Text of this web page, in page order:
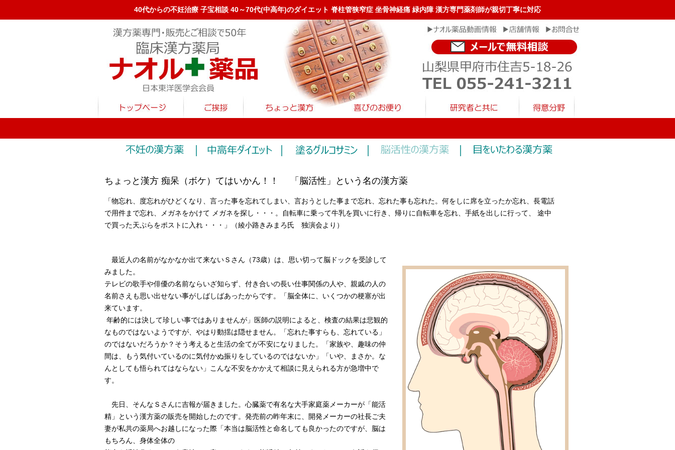
40代からの不妊治療 子宝相談 40～70代(中高年)のダイエット 脊柱管狭窄症 坐骨神経痛 緑内障 漢方専門薬剤師が親切丁寧に対応
ちょっと漢方 痴呆（ボケ）てはいかん！！ 「脳活性」という名の漢方薬
「物忘れ、度忘れがひどくなり、言った事を忘れてしまい、言おうとした事まで忘れ、忘れた事も忘れた。何をしに席を立ったか忘れ、長電話
で用件まで忘れ、メガネをかけて メガネを探し・・・。自転車に乗って牛乳を買いに行き、帰りに自転車を忘れ、手紙を出しに行って、 途中
で買った天ぷらをポストに入れ・・・」（綾小路きみまろ氏 独演会より）
最近人の名前がなかなか出て来ないＳさん（73歳）は、思い切って脳ドックを受診して
みました。
テレビの歌手や俳優の名前ならいざ知らず、付き合いの長い仕事関係の人や、親戚の人の
名前さえも思い出せない事がしばしばあったからです。「脳全体に、いくつかの梗塞が出
来ています。
年齢的には決して珍しい事ではありませんが」医師の説明によると、検査の結果は悲観的
なものではないようですが、やはり動揺は隠せません。「忘れた事すらも、忘れている」
のではないだろうか？そう考えると生活の全てが不安になりました。「家族や、趣味の仲
間は、もう気付いているのに気付かぬ振りをしているのではないか」「いや、まさか。な
んとしても悟られてはならない」こんな不安をかかえて相談に見えられる方が急増中で
す。
先日、そんなＳさんに吉報が届きました。心臓薬で有名な大手家庭薬メーカーが「能活
精」という漢方薬の販売を開始したのです。発売前の昨年末に、開発メーカーの社長ご夫
妻が私共の薬局へお越しになった際「本当は脳活性と命名しても良かったのですが、脳は
もちろん、身体全体の